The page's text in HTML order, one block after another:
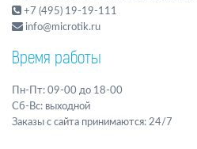
+7 (495) 19-19-111
info@microtik.ru
Время работы
Пн-Пт: 09-00 до 18-00
Сб-Вс: выходной
Заказы с сайта принимаются: 24/7